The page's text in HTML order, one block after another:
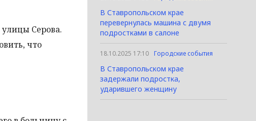
Серова.
что
В Ставропольском крае
перевернулась машина с двумя
подростками в салоне
18.10.2025 17:10 Городские события
В Ставропольском крае
задержали подростка,
ударившего женщину